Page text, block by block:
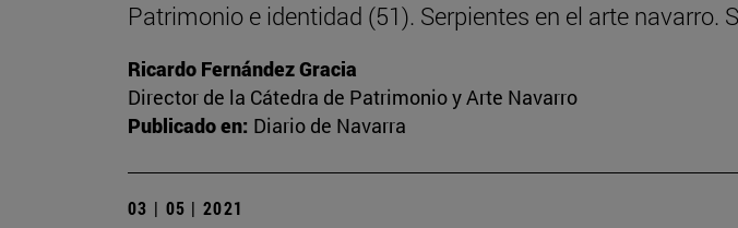
Patrimonio e identidad (51). Serpientes en el arte
Ricardo Fernández Gracia
Director de la Cátedra de Patrimonio y Arte Navarro
Publicado en: Diario de Navarra
03 | 05 | 2021